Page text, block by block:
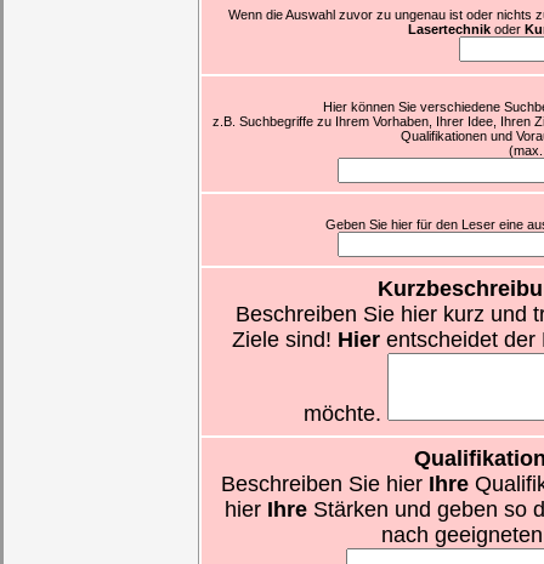
Wenn die Auswahl zuvor zu ungenau ist oder nichts
Lasertechnik oder
Hier können Sie verschiedene
z.B. Suchbegriffe zu Ihrem Vorhaben, Ihrer Idee, Ihren
Qualifikationen und
Geben Sie hier für den Leser eine
Beschreiben Sie hier kurz und
Ziele sind! Hier entscheidet der
möchte.
Beschreiben Sie hier Ihre
hier IhreStärken und geben so
nach